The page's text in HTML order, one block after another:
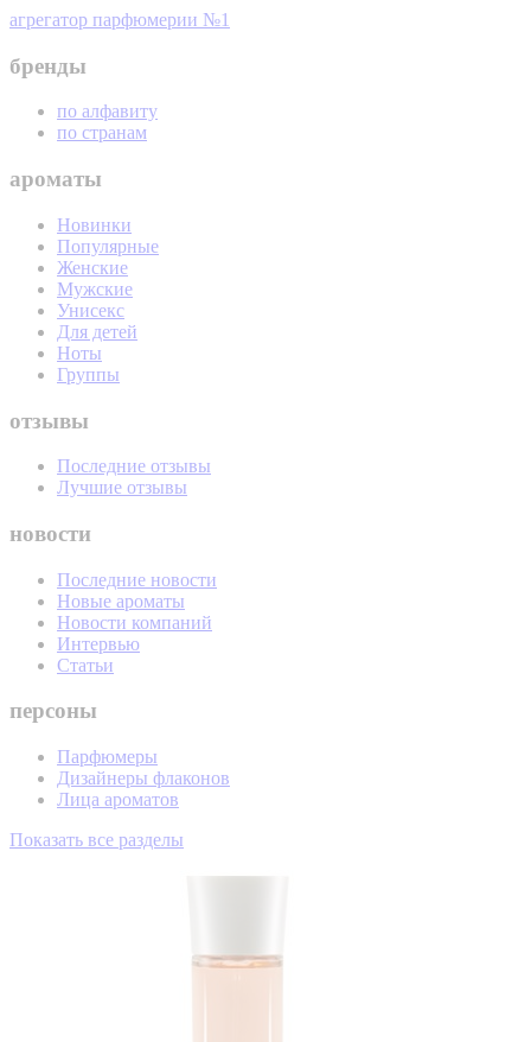
агрегатор парфюмерии №1
бренды
по алфавиту
по странам
ароматы
Новинки
Популярные
Женские
Мужские
Унисекс
Для детей
Ноты
Группы
отзывы
Последние отзывы
Лучшие отзывы
новости
Последние новости
Новые ароматы
Новости компаний
Интервью
Статьи
персоны
Парфюмеры
Дизайнеры флаконов
Лица ароматов
Показать все разделы